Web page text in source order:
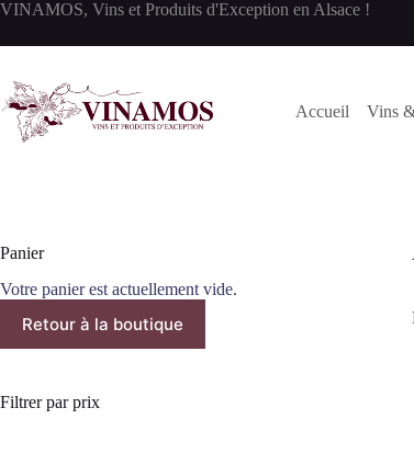
Passer
contenu
VINAMOS, Vins et Produits d'Exception en Alsace !
Accueil Vins
Panier
Votre panier est actuellement vide.
Retour à la boutique
Filtrer par prix